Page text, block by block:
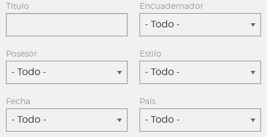
Título Encuadernador
- Todo -
Posesor
- Todo -
Estilo
- Todo -
Fecha
- Todo -
País
- Todo -